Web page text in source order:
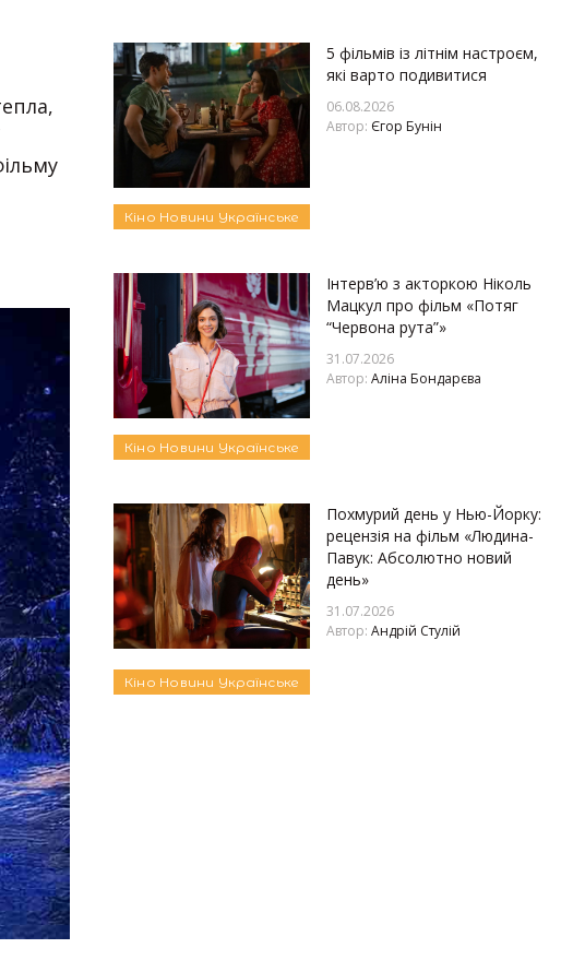
5 фільмів із літнім настроєм,
які варто подивитися
06.08.2026
Автор: Єгор Бунін
Кіно Новини Українське
Інтерв’ю з акторкою Ніколь
Мацкул про фільм «Потяг
“Червона рута”»
31.07.2026
Автор: Аліна Бондарєва
Кіно Новини Українське
Похмурий день у Нью-Йорку:
рецензія на фільм «Людина-
Павук: Абсолютно новий
день»
31.07.2026
Автор: Андрій Стулій
Кіно Новини Українське